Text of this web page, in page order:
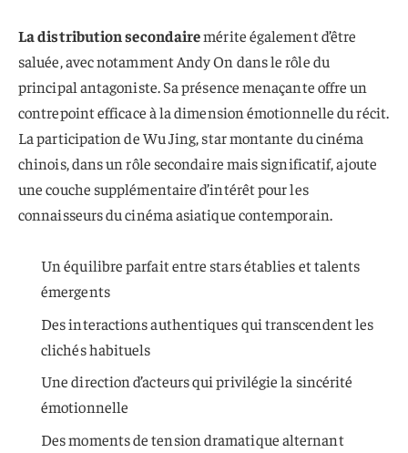
La distribution secondairemérite également d’être
saluée, avec notamment Andy On dans le rôle du
principal antagoniste. Sa présence menaçante offre un
contrepoint efficace à la dimension émotionnelle du récit.
La participation de Wu Jing, star montante du cinéma
chinois, dans un rôle secondaire mais significatif, ajoute
une couche supplémentaire d’intérêt pour les
connaisseurs du cinéma asiatique contemporain.
Un équilibre parfait entre stars établies et talents
émergents
Des interactions authentiques qui transcendent les
clichés habituels
Une direction d’acteurs qui privilégie la sincérité
émotionnelle
Des moments de tension dramatique alternant